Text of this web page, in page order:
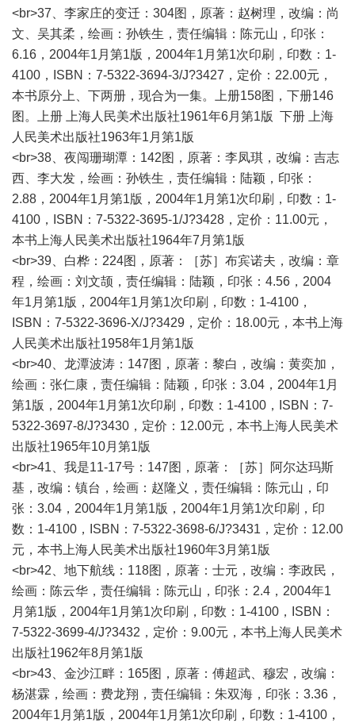
<br>37、李家庄的变迁：304图，原著：赵树理，改编：尚
文、吴其柔，绘画：孙铁生，责任编辑：陈元山，印张：
6.16，2004年1月第1版，2004年1月第1次印刷，印数：1-
4100，ISBN：7-5322-3694-3/J?3427，定价：22.00元，
本书原分上、下两册，现合为一集。上册158图，下册146
图。上册 上海人民美术出版社1961年6月第1版 下册 上海
人民美术出版社1963年1月第1版
<br>38、夜闯珊瑚潭：142图，原著：李凤琪，改编：吉志
西、李大发，绘画：孙铁生，责任编辑：陆颖，印张：
2.88，2004年1月第1版，2004年1月第1次印刷，印数：1-
4100，ISBN：7-5322-3695-1/J?3428，定价：11.00元，
本书上海人民美术出版社1964年7月第1版
<br>39、白桦：224图，原著：［苏］布宾诺夫，改编：章
程，绘画：刘文颉，责任编辑：陆颖，印张：4.56，2004
年1月第1版，2004年1月第1次印刷，印数：1-4100，
ISBN：7-5322-3696-X/J?3429，定价：18.00元，本书上海
人民美术出版社1958年1月第1版
<br>40、龙潭波涛：147图，原著：黎白，改编：黄奕加，
绘画：张仁康，责任编辑：陆颖，印张：3.04，2004年1月
第1版，2004年1月第1次印刷，印数：1-4100，ISBN：7-
5322-3697-8/J?3430，定价：12.00元，本书上海人民美术
出版社1965年10月第1版
<br>41、我是11-17号：147图，原著：［苏］阿尔达玛斯
基，改编：镇台，绘画：赵隆义，责任编辑：陈元山，印
张：3.04，2004年1月第1版，2004年1月第1次印刷，印
数：1-4100，ISBN：7-5322-3698-6/J?3431，定价：12.00
元，本书上海人民美术出版社1960年3月第1版
<br>42、地下航线：118图，原著：士元，改编：李政民，
绘画：陈云华，责任编辑：陈元山，印张：2.4，2004年1
月第1版，2004年1月第1次印刷，印数：1-4100，ISBN：
7-5322-3699-4/J?3432，定价：9.00元，本书上海人民美术
出版社1962年8月第1版
<br>43、金沙江畔：165图，原著：傅超武、穆宏，改编：
杨湛霖，绘画：费龙翔，责任编辑：朱双海，印张：3.36，
2004年1月第1版，2004年1月第1次印刷，印数：1-4100，